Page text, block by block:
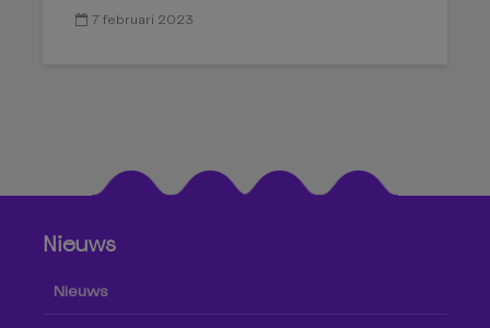
7 februari 2023
Nieuws
Nieuws